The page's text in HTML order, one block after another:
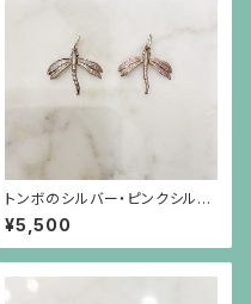
トンボのシルバー・ピンクシルバ
ーチャーム
¥5,500